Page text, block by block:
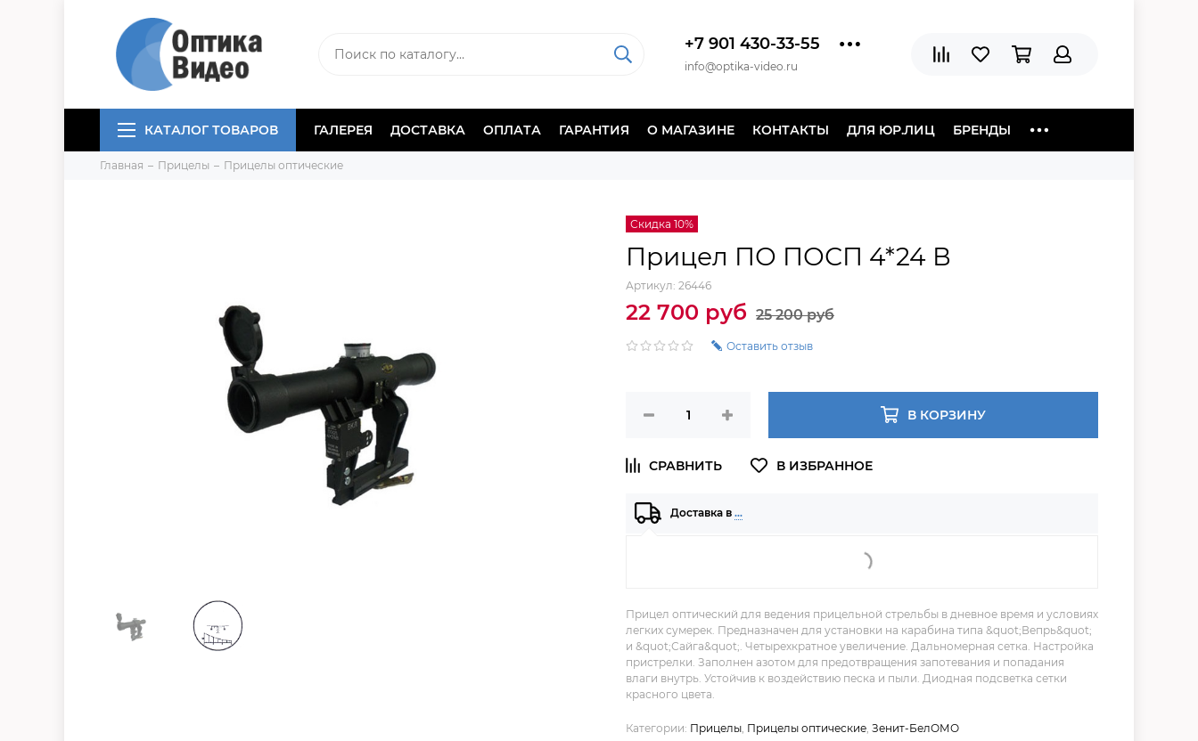
+7 901 430-33-55
info@optika-video.ru
КАТАЛОГ ТОВАРОВ ГАЛЕРЕЯ ДОСТАВКА ОПЛАТА ГАРАНТИЯ О МАГАЗИНЕ КОНТАКТЫ ДЛЯ ЮР.ЛИЦ БРЕНДЫ
Главная Прицелы Прицелы оптические
Скидка 10%
Прицел ПО ПОСП 4*24 В
Артикул: 26446
22 700 руб 25 200 руб
Оставить отзыв
В КОРЗИНУ
Доставка в …
Прицел оптический для ведения прицельной стрельбы в дневное время и условиях
легких сумерек. Предназначен для установки на карабина типа &quot;Вепрь&quot;
и &quot;Сайга&quot;. Четырехкратное увеличение. Дальномерная сетка. Настройка
пристрелки. Заполнен азотом для предотвращения запотевания и попадания
влаги внутрь. Устойчив к воздействию песка и пыли. Диодная подсветка сетки
красного цвета.
Категории: Прицелы Прицелы оптические Зенит-БелОМО